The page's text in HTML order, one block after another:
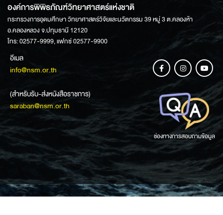
องค์การพิพิธภัณฑ์วิทยาศาสตร์แห่งชาติ
กระทรวงการอุดมศึกษา วิทยาศาสตร์วิจัยและนวัตกรรม 39 หมู่ 3 ต.คลองห้า
อ.คลองหลวง จ.ปทุมธานี 12120
โทร: 02577-9999, แฟกซ์ 02577-9900
อีเมล
info@nsm.or.th
(สำหรับรับ-ส่งหนังสือราชการ)
saraban@nsm.or.th
ช่องทางการสอบถามข้อมูล